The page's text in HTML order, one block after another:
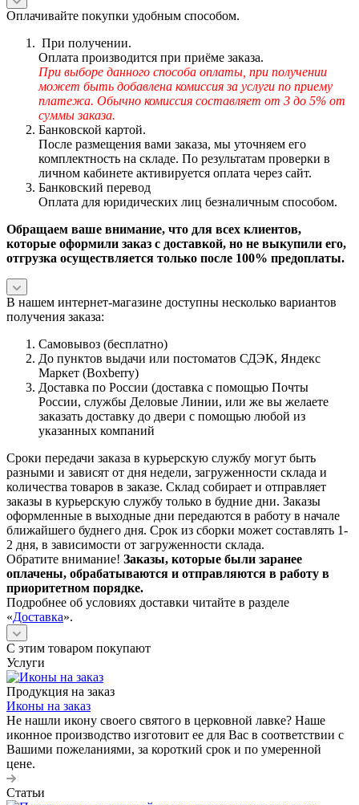
Оплачивайте покупки удобным способом.
При получении.
Оплата производится при приёме заказа.
При выборе данного способа оплаты, при получении
может быть добавлена комиссия за услуги по приему
платежа. Обычно комиссия составляет от 3 до 5% от
суммы заказа.
Банковской картой.
После размещения вами заказа, мы уточняем его
комплектность на складе. По результатам проверки в
личном кабинете активируется оплата через сайт.
Банковский перевод
Оплата для юридических лиц безналичным способом.
Обращаем ваше внимание, что для всех клиентов,
которые оформили заказ с доставкой, но не выкупили его,
отгрузка осуществляется только после 100% предоплаты.
В нашем интернет-магазине доступны несколько вариантов
получения заказа:
Самовывоз (бесплатно)
До пунктов выдачи или постоматов СДЭК, Яндекс
Маркет (Boxberry)
Доставка по России (доставка с помощью Почты
России, службы Деловые Линии, или же вы желаете
заказать доставку до двери с помощью любой из
указанных компаний
Сроки передачи заказа в курьерскую службу могут быть
разными и зависят от дня недели, загруженности склада и
количества товаров в заказе. Склад собирает и отправляет
заказы в курьерскую службу только в будние дни. Заказы
оформленные в выходные дни передаются в работу в начале
ближайшего буднего дня. Срок из сборки может составлять 1-
2 дня, в зависимости от загруженности склада.
Обратите внимание! Заказы, которые были заранее
оплачены, обрабатываются и отправляются в работу в
приоритетном порядке.
Подробнее об условиях доставки читайте в разделе
«Доставка».
С этим товаром покупают
Услуги
Продукция на заказ
Иконы на заказ
Не нашли икону своего святого в церковной лавке? Наше
иконное производство изготовит ее для Вас в соответствии с
Вашими пожеланиями, за короткий срок и по умеренной
цене.
Статьи